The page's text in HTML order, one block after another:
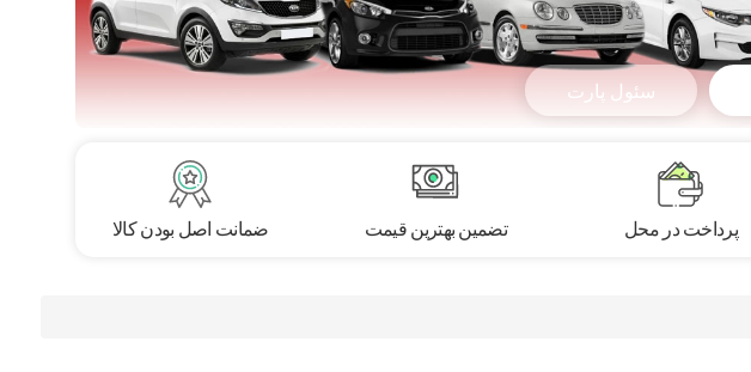
سئول پارت
پرداخت در محل تضمین بهترین قیمت ضمانت اصل بودن کالا